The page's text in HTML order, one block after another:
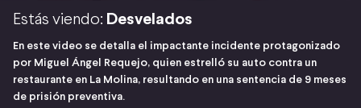
Estás viendo: Desvelados
En este video se detalla el impactante incidente protagonizado
por Miguel Ángel Requejo, quien estrelló su auto contra un
restaurante en La Molina, resultando en una sentencia de 9 meses
de prisión preventiva.